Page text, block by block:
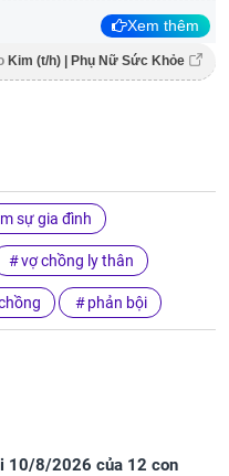
Xem thêm
Kim (t/h) | Phụ Nữ Sức Khỏe
sự gia đình
vợ chồng ly thân
phản bội
10/8/2026 của 12 con